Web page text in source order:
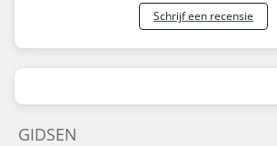
Schrijf een recensie
GIDSEN